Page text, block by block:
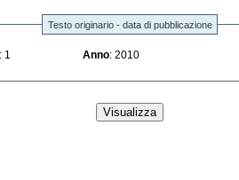
Testo originario - data di pubblicazione
: 1 Anno : 2010